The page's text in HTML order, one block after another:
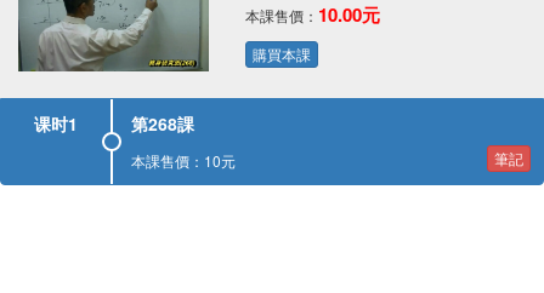
本課售價： 10.00元
購買本課
课时1 第268課
本課售價：10元 筆記